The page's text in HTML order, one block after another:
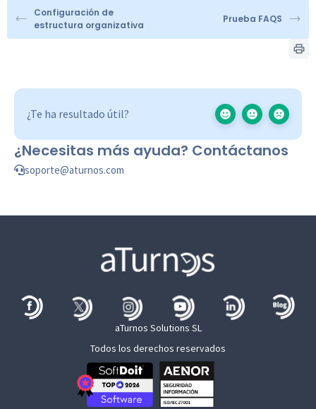
Configuración de
estructura organizativa
Prueba FAQS
¿Te ha resultado útil?
¿Necesitas más ayuda? Contáctanos
soporte@aturnos.com
aTurnos Solutions SL
Todos los derechos reservados